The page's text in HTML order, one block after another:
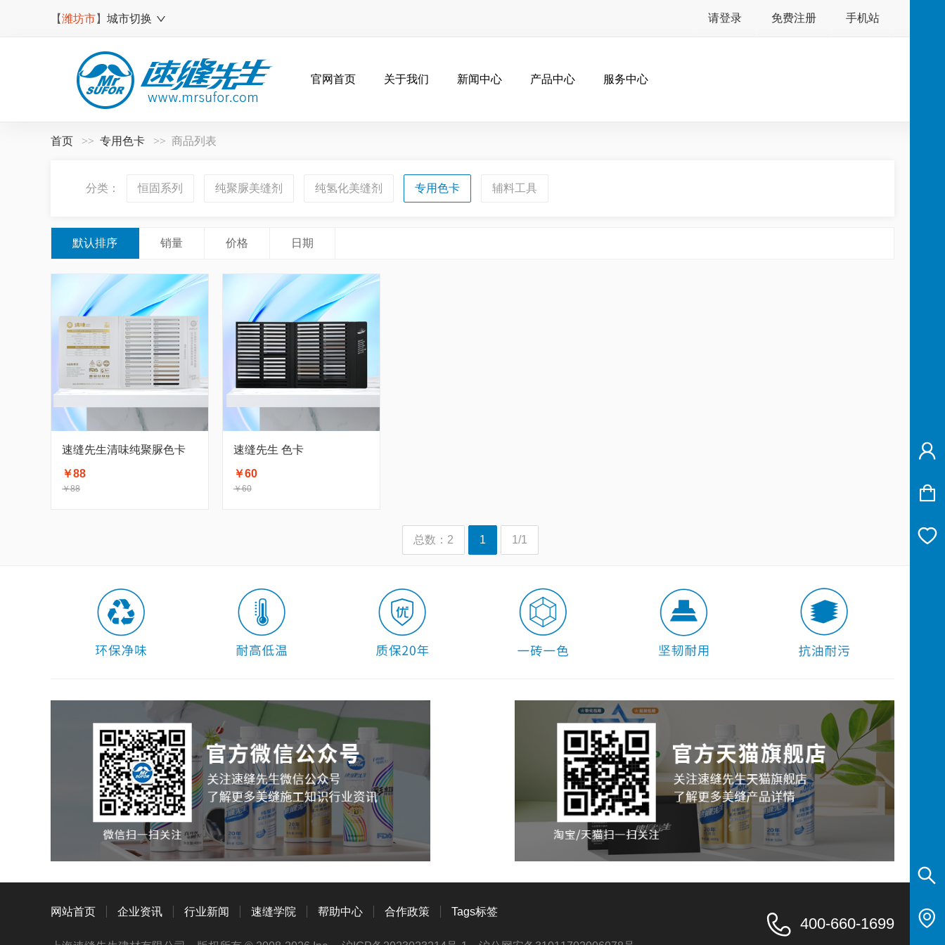
【潍坊市】 城市切换 请登录 免费注册 手机站
官网首页 关于我们 新闻中心 产品中心 服务中心
首页 专用色卡 商品列表
分类： 恒固系列 纯聚脲美缝剂 纯氢化美缝剂 专用色卡 辅料工具
默认排序 销量 价格 日期
速缝先生清味纯聚脲色卡
￥88
￥88
速缝先生 色卡
￥60
￥60
总数：2 1 1/1
网站首页 企业资讯 行业新闻 速缝学院 帮助中心 合作政策 Tags标签
400-660-1699